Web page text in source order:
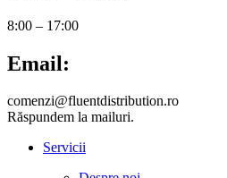
8:00 – 17:00
Email:
comenzi@fluentdistribution.ro
Răspundem la mailuri.
Servicii